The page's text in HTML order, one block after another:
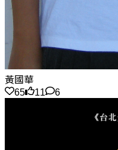
黃國華
65
11 6